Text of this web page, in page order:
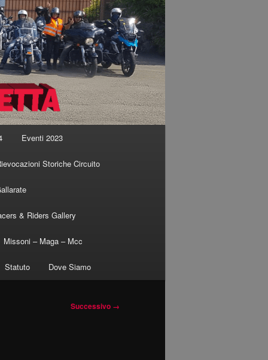
Eventi 2023
Storiche Circuito
& Riders Gallery
Missoni – Maga – Mcc
Statuto Dove Siamo
Successivo →